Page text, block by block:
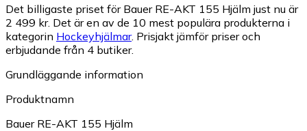
Det billigaste priset för Bauer RE-AKT 155 Hjälm just nu är
2 499 kr. Det är en av de 10 mest populära produkterna i
kategorin Hockeyhjälmar. Prisjakt jämför priser och
erbjudande från 4 butiker.
Grundläggande information
Produktnamn
Bauer RE-AKT 155 Hjälm